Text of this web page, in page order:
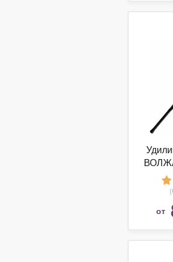
5.0 м
от